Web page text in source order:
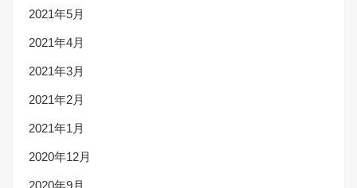
2021年5月
2021年4月
2021年3月
2021年2月
2021年1月
2020年12月
2020年9月